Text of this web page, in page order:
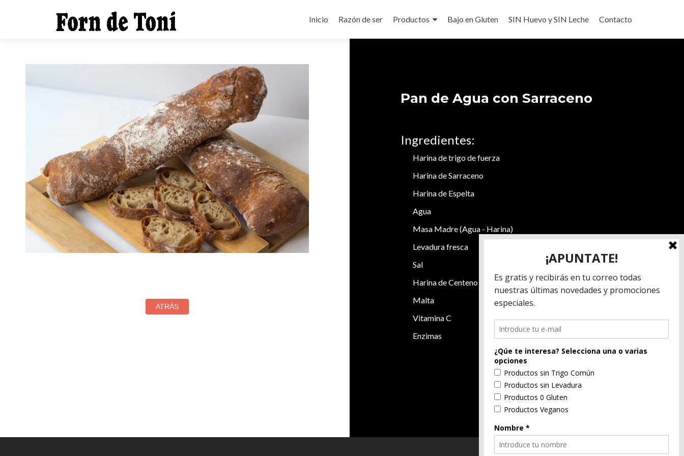
al
Inicio Razón de ser Productos Bajo en Gluten SIN Huevo y SIN Leche Contacto
Pan de Agua con Sarraceno
Ingredientes:
Harina de trigo de fuerza
Harina de Sarraceno
Harina de Espelta
Agua
Masa Madre (Agua - Harina)
Levadura fresca
Sal
Harina de Centeno
Malta
Vitamina C
Enzimas
Alérgenos: Gluten